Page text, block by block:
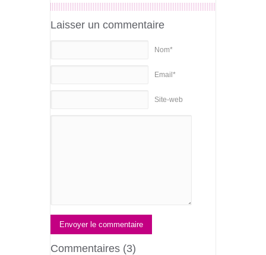
Laisser un commentaire
Nom*
Email*
Site-web
Envoyer le commentaire
Commentaires (3)